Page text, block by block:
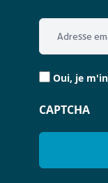
Email
Consent
Oui, je
CAPTCHA